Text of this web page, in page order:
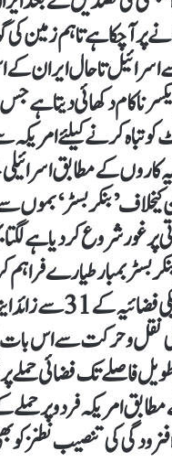
پر آ چکا ہے تاہم زمین کی
تاحال ایران کے
ناکام دکھائی دیتا
تباہ کرنے کیلئے امریکہ
کاروں کے مطابق
’بنکر بسٹر‘ بموں
پر غور شروع کر دیا ہے
بسٹر بمبار طیارے
کے مطابق امریکی
نقل و حرکت سے اس
فاصلے تک فضائی حملے
امریکہ فردو پر حملے
کی تنصیب نطنز کو بھی